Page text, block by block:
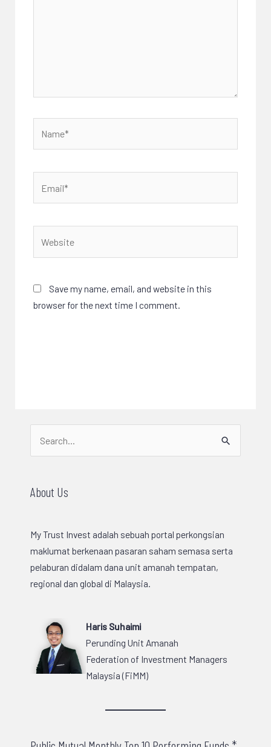
Save my name, email, and website in this
browser for the next time I comment.
Search
for:
About Us
My Trust Invest adalah sebuah portal perkongsian
maklumat berkenaan pasaran saham semasa serta
pelaburan didalam dana unit amanah tempatan,
regional dan global di Malaysia.
Haris Suhaimi
Perunding Unit Amanah
Federation of Investment Managers
Malaysia (FiMM)